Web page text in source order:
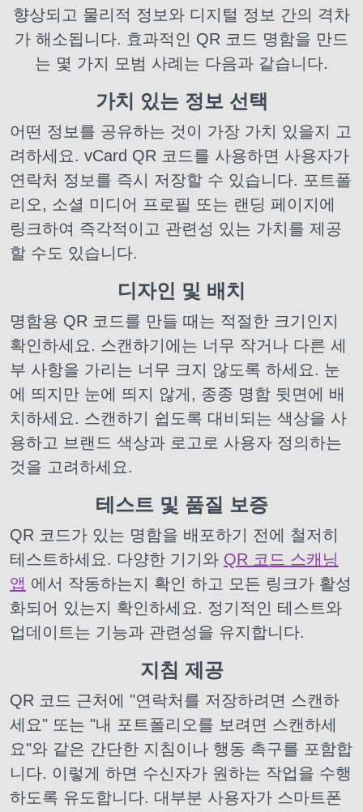
향상되고 물리적 정보와 디지털 정보 간의 격차
가 해소됩니다. 효과적인 QR 코드 명함을 만드
는 몇 가지 모범 사례는 다음과 같습니다.
가치 있는 정보 선택
어떤 정보를 공유하는 것이 가장 가치 있을지 고
려하세요. vCard QR 코드를 사용하면 사용자가
연락처 정보를 즉시 저장할 수 있습니다. 포트폴
리오, 소셜 미디어 프로필 또는 랜딩 페이지에
링크하여 즉각적이고 관련성 있는 가치를 제공
할 수도 있습니다.
디자인 및 배치
명함용 QR 코드를 만들 때는 적절한 크기인지
확인하세요. 스캔하기에는 너무 작거나 다른 세
부 사항을 가리는 너무 크지 않도록 하세요. 눈
에 띄지만 눈에 띄지 않게, 종종 명함 뒷면에 배
치하세요. 스캔하기 쉽도록 대비되는 색상을 사
용하고 브랜드 색상과 로고로 사용자 정의하는
것을 고려하세요.
테스트 및 품질 보증
QR 코드가 있는 명함을 배포하기 전에 철저히
테스트하세요. 다양한 기기와 QR 코드 스캐닝
앱 에서 작동하는지 확인 하고 모든 링크가 활성
화되어 있는지 확인하세요. 정기적인 테스트와
업데이트는 기능과 관련성을 유지합니다.
지침 제공
QR 코드 근처에 "연락처를 저장하려면 스캔하
세요" 또는 "내 포트폴리오를 보려면 스캔하세
요"와 같은 간단한 지침이나 행동 촉구를 포함합
니다. 이렇게 하면 수신자가 원하는 작업을 수행
하도록 유도합니다. 대부분 사용자가 스마트폰